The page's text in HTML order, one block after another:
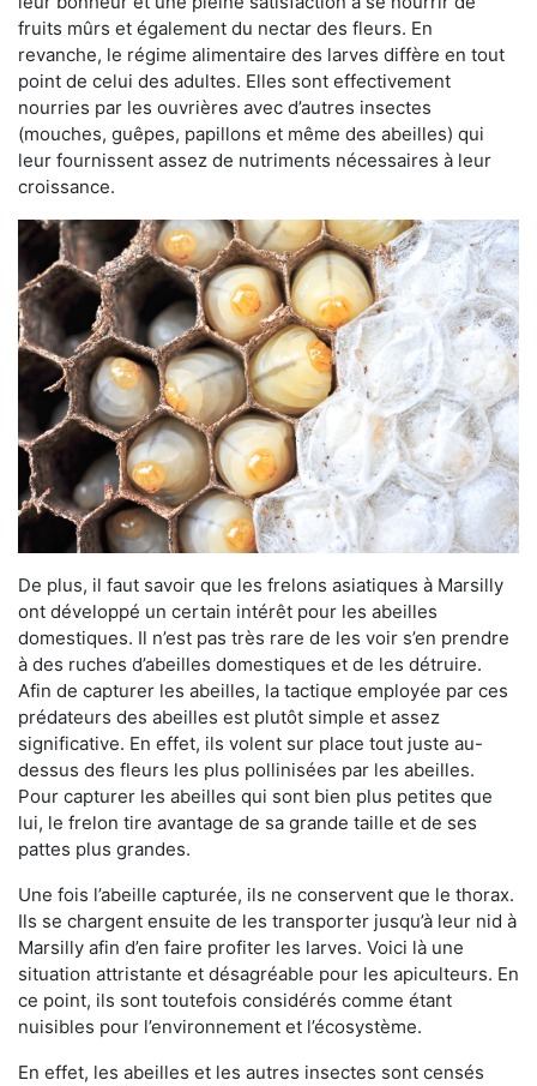
fruits mûrs et également du nectar des fleurs. En
revanche, le régime alimentaire des larves diffère en tout
point de celui des adultes. Elles sont effectivement
nourries par les ouvrières avec d’autres insectes
(mouches, guêpes, papillons et même des abeilles) qui
leur fournissent assez de nutriments nécessaires à leur
croissance.
De plus, il faut savoir que les frelons asiatiques à Marsilly
ont développé un certain intérêt pour les abeilles
domestiques. Il n’est pas très rare de les voir s’en prendre
à des ruches d’abeilles domestiques et de les détruire.
Afin de capturer les abeilles, la tactique employée par ces
prédateurs des abeilles est plutôt simple et assez
significative. En effet, ils volent sur place tout juste au-
dessus des fleurs les plus pollinisées par les abeilles.
Pour capturer les abeilles qui sont bien plus petites que
lui, le frelon tire avantage de sa grande taille et de ses
pattes plus grandes.
Une fois l’abeille capturée, ils ne conservent que le thorax.
Ils se chargent ensuite de les transporter jusqu’à leur nid à
Marsilly afin d’en faire profiter les larves. Voici là une
situation attristante et désagréable pour les apiculteurs. En
ce point, ils sont toutefois considérés comme étant
nuisibles pour l’environnement et l’écosystème.
En effet, les abeilles et les autres insectes sont censés